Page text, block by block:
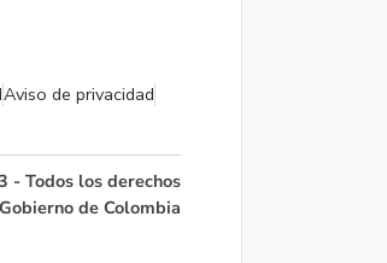
Aviso de privacidad
Todos los derechos
de Colombia